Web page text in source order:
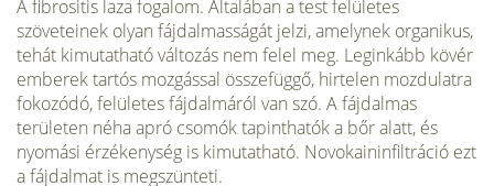
A fibrositis laza fogalom. Általában a test felületes
szöveteinek olyan fájdalmasságát jelzi, amelynek organikus,
tehát kimutatható változás nem felel meg. Leginkább kövér
emberek tartós mozgással összefüggő, hirtelen mozdulatra
fokozódó, felületes fájdalmáról van szó. A fájdalmas
területen néha apró csomók tapinthatók a bőr alatt, és
nyomási érzékenység is kimutatható. Novokaininfiltráció ezt
a fájdalmat is megszünteti.